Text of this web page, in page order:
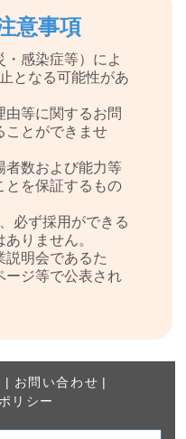
意事項
感染症等）によ
となる可能性があ
由等に関するお問
ことができませ
者数および能力等
とを保証するもの
必ず採用ができる
りません。
説明会であるた
ージ等で公表され
| お問い合わせ |
リシー